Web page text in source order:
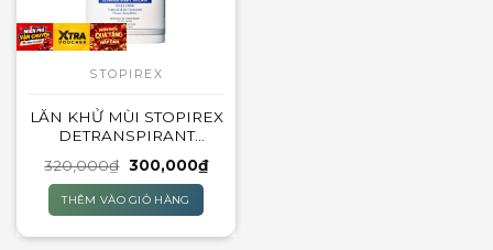
STOPIREX
LĂN KHỬ MÙI STOPIREX
DETRANSPIRANT
SENSIBLES – 30ML
320,000₫ Giá
là:
320,000₫.
300,000₫Giá
hiện
THÊM VÀO GIỎ HÀNG